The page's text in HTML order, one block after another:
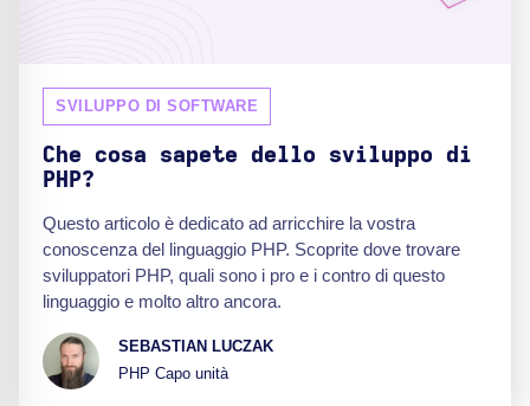
SVILUPPO DI SOFTWARE
Che cosa sapete dello sviluppo di
PHP?
Questo articolo è dedicato ad arricchire la vostra
conoscenza del linguaggio PHP. Scoprite dove trovare
sviluppatori PHP, quali sono i pro e i contro di questo
linguaggio e molto altro ancora.
SEBASTIAN LUCZAK
PHP Capo unità